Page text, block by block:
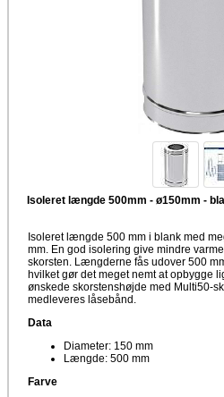
Isoleret længde 500mm - ø150mm -
Isoleret længde 500 mm i blank med
mm. En god isolering give mindre
skorsten. Længderne fås udover 500
hvilket gør det meget nemt at opbygge
ønskede skorstenshøjde med Multi50-
medleveres låsebånd.
Data
Diameter: 150 mm
Længde: 500 mm
Farve